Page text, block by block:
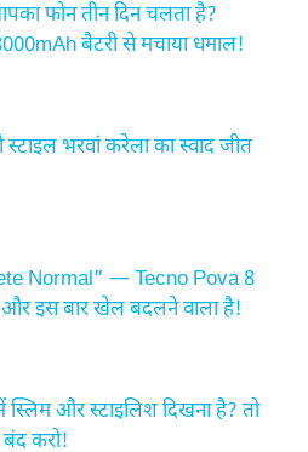
फोन तीन दिन चलता है?
बैटरी से मचाया धमाल!
स्टाइल भरवां करेला का स्वाद जीत
Normal” — Tecno Pova 8
इस बार खेल बदलने वाला है!
स्लिम और स्टाइलिश दिखना है? तो
करो!